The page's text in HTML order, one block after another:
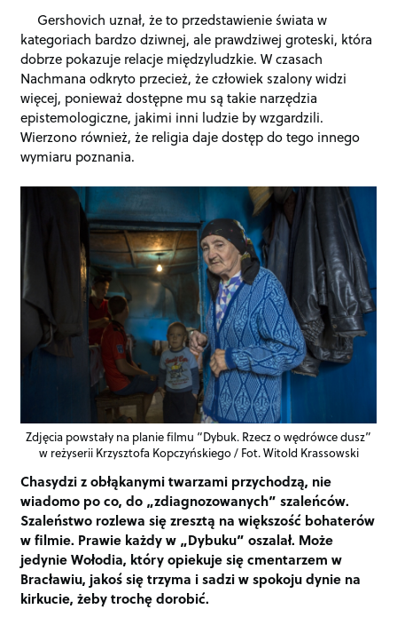
Gershovich uznał, że to przedstawienie świata w
kategoriach bardzo dziwnej, ale prawdziwej groteski, która
dobrze pokazuje relacje międzyludzkie. W czasach
Nachmana odkryto przecież, że człowiek szalony widzi
więcej, ponieważ dostępne mu są takie narzędzia
epistemologiczne, jakimi inni ludzie by wzgardzili.
Wierzono również, że religia daje dostęp do tego innego
wymiaru poznania.
Zdjęcia powstały na planie filmu “Dybuk. Rzecz o wędrówce dusz”
w reżyserii Krzysztofa Kopczyńskiego / Fot. Witold Krassowski
Chasydzi z obłąkanymi twarzami przychodzą, nie
wiadomo po co, do „zdiagnozowanych” szaleńców.
Szaleństwo rozlewa się zresztą na większość bohaterów
w filmie. Prawie każdy w „Dybuku” oszalał. Może
jedynie Wołodia, który opiekuje się cmentarzem w
Bracławiu, jakoś się trzyma i sadzi w spokoju dynie na
kirkucie, żeby trochę dorobić.